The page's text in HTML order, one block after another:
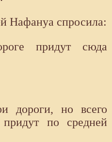
Нафануа спросила:
придут сюда
дороги, но всего
по средней